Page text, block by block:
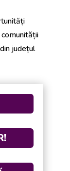
județul